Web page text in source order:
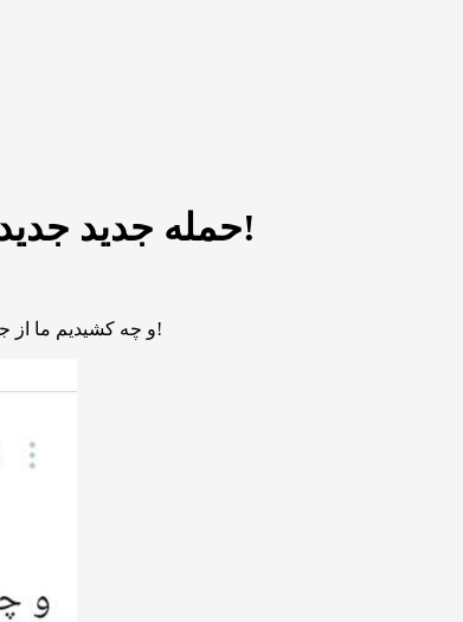
حمله جدید جدید رسایی به ظریف: فکر کردند با دست کردن در جیبشان دیپلمات می‌شوند!
و چه کشیدیم ما از جماعتی که فکر می‌کردند با دست کردن در جیب، دیپلمات می‌شوند! ولی فرانچسکو نامی چنان شیره سرشان مالید که یک ملت، تاوانش را می‌پردازند!